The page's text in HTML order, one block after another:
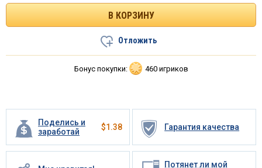
Отложить
Бонус покупки: 460 игриков
Поделись и
заработай
$1.38 Гарантия качества
Потянет ли мой